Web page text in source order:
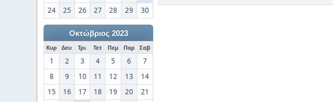
24
25 26 27 28 29 30
Οκτώβριος 2023
Κυρ Δευ Τρι Τετ Πεμ Παρ Σαβ
1 2 3 4 5 6
7
8
9 10 11 12 13
14
15
16 17 18 19 20
21